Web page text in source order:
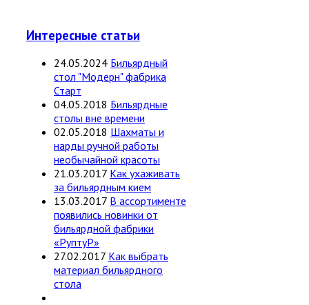
Интересные статьи
24.05.2024 Бильярдный
стол "Модерн" фабрика
Старт
04.05.2018 Бильярдные
столы вне времени
02.05.2018 Шахматы и
нарды ручной работы
необычайной красоты
21.03.2017 Как ухаживать
за бильярдным кием
13.03.2017 В ассортименте
появились новинки от
бильярдной фабрики
«РуптуР»
27.02.2017 Как выбрать
материал бильярдного
стола